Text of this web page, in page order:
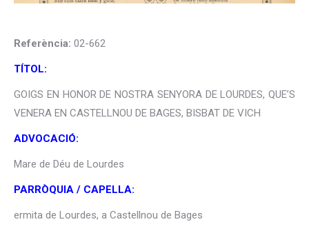
Referència: 02-662
TÍTOL:
GOIGS EN HONOR DE NOSTRA SENYORA DE LOURDES, QUE’S
VENERA EN CASTELLNOU DE BAGES, BISBAT DE VICH
ADVOCACIÓ:
Mare de Déu de Lourdes
PARRÒQUIA / CAPELLA:
ermita de Lourdes, a Castellnou de Bages